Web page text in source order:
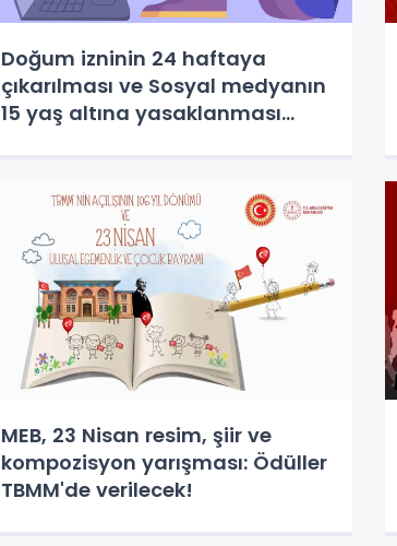
Doğum izninin 24 haftaya
çıkarılması ve Sosyal medyanın
15 yaş altına yasaklanması
MEB, 23 Nisan resim, şiir ve
kompozisyon yarışması: Ödüller
TBMM'de verilecek!